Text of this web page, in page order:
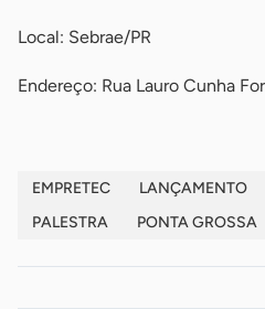
Local: Sebrae/PR
Endereço: Rua Lauro Cunha
EMPRETEC LANÇAMENTO
PALESTRA
PONTA GROSSA